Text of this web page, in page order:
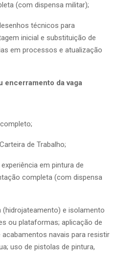
(com dispensa militar);
técnicos para
inicial e substituição de
em processos e atualização
encerramento da vaga
de Trabalho;
em pintura de
completa (com dispensa
(hidrojateamento) e isolamento
ou plataformas; aplicação de
navais para resistir
uso de pistolas de pintura,